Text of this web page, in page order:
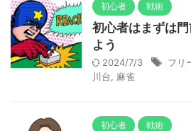
初心者 戦術
初心者はまずは
よう
2024/7/3 フリ
川台
麻雀
初心者 戦術